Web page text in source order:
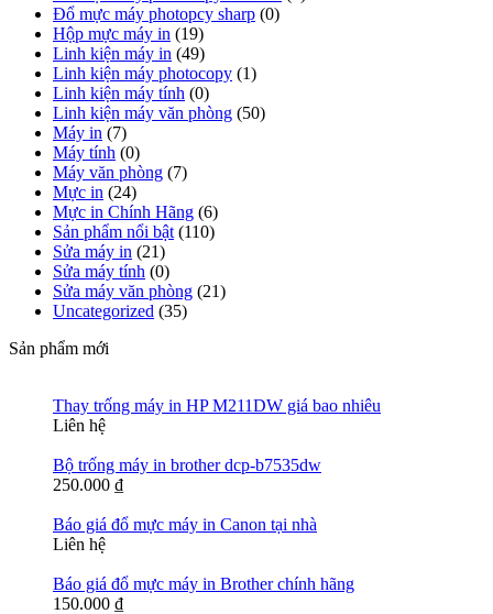
Đổ mực máy photopcy sharp (0)
Hộp mực máy in (19)
Linh kiện máy in (49)
Linh kiện máy photocopy (1)
Linh kiện máy tính (0)
Linh kiện máy văn phòng (50)
Máy in (7)
Máy tính (0)
Máy văn phòng (7)
Mực in (24)
Mực in Chính Hãng (6)
Sản phẩm nổi bật (110)
Sửa máy in (21)
Sửa máy tính (0)
Sửa máy văn phòng (21)
Uncategorized (35)
Sản phẩm mới
Thay trống máy in HP M211DW giá bao nhiêu
Liên hệ
Bộ trống máy in brother dcp-b7535dw
250.000 ₫
Báo giá đổ mực máy in Canon tại nhà
Liên hệ
Báo giá đổ mực máy in Brother chính hãng
150.000 ₫